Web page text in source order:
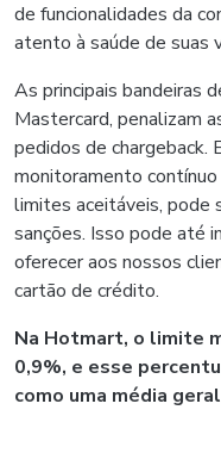
de funcionalidades da
atento à saúde de suas
As principais bandeiras
Mastercard, penalizam
pedidos de chargeback.
monitoramento
limites aceitáveis, pode
sanções. Isso pode até
oferecer aos nossos
cartão de crédito.
Na Hotmart, o limite
0,9%, e esse
como uma média geral